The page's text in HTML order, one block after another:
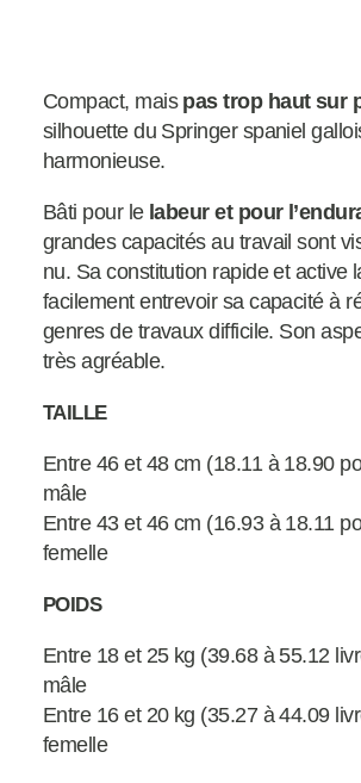
Compact, mais pas trop haut sur
silhouette du Springer spaniel
harmonieuse.
Bâti pour lelabeur et pour
grandes capacités au travail sont
nu. Sa constitution rapide et active
facilement entrevoir sa capacité à
genres de travaux difficile. Son
très agréable.
TAILLE
Entre 46 et 48 cm (18.11 à 18.90
mâle
Entre 43 et 46 cm (16.93 à 18.11
femelle
POIDS
Entre 18 et 25 kg (39.68 à 55.12
mâle
Entre 16 et 20 kg (35.27 à 44.09
femelle